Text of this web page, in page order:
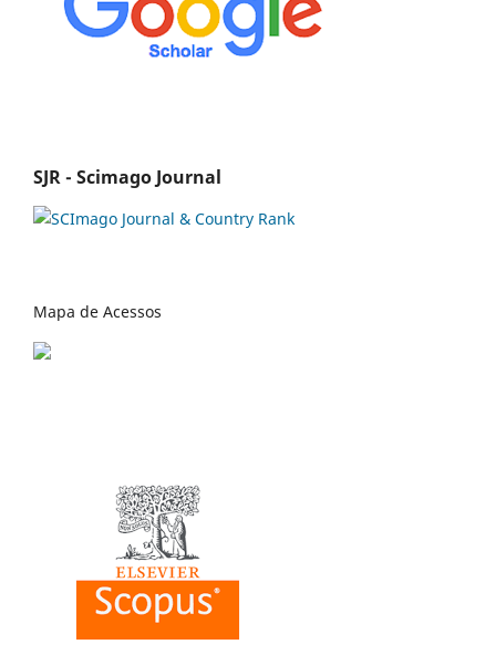
SJR - Scimago Journal
Mapa de Acessos